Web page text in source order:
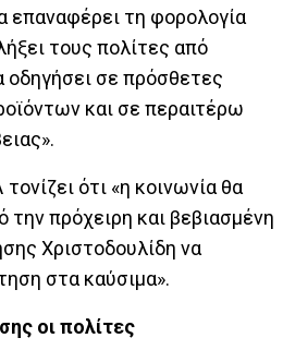
επαναφέρει τη φορολογία
τους πολίτες από
οδηγήσει σε πρόσθετες
και σε περαιτέρω
ότι «η κοινωνία θα
πρόχειρη και βεβιασμένη
Χριστοδουλίδη να
στα καύσιμα».
οι πολίτες